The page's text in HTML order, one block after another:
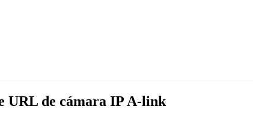
URL de cámara IP A-link